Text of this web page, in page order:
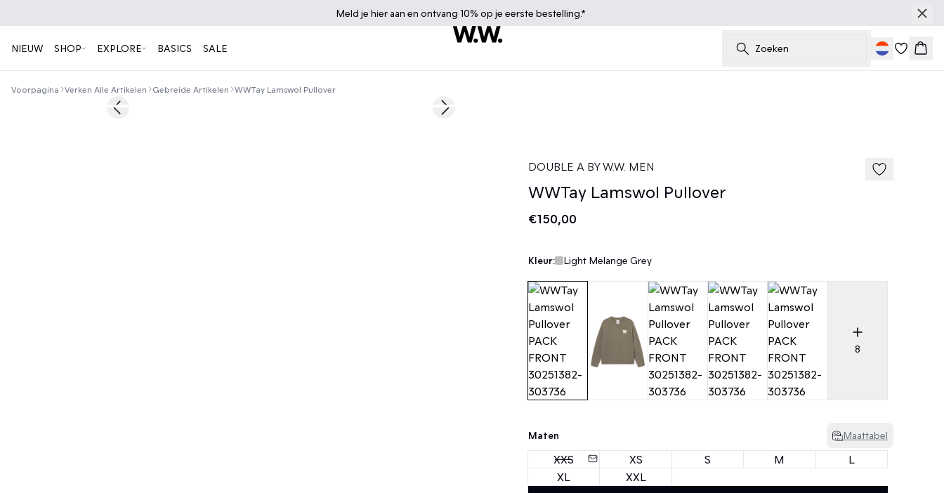
Meld je hier aan en ontvang 10% op je eerste bestelling.*
NIEUW SHOP EXPLORE BASICS SALE Zoeken
Voorpagina Verken Alle Artikelen Gebreide Artikelen WWTay Lamswol Pullover
Previous slide Next slide
DOUBLE A BY W.W. MEN
WWTay Lamswol Pullover
€150,00
Kleur: Light Melange Grey
8
Maten Maattabel
XXS XS S M
L
XL
XXL